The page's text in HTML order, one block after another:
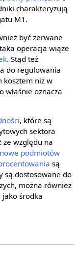
charakteryzują
M1.
być zerwane
operacja wiąże
. Stąd też
do regulowania
kosztem niż w
właśnie oznacza
, które są
sektora
względu na
podmiotów
są
są dostosowane do
można również
środka